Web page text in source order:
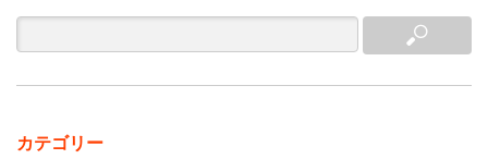
カテゴリー